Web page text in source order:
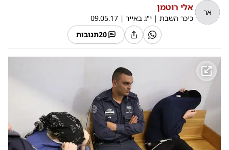
אר אלי רוטמן
כיכר השבת | י"ג באייר |
09.05.17
20תגובות